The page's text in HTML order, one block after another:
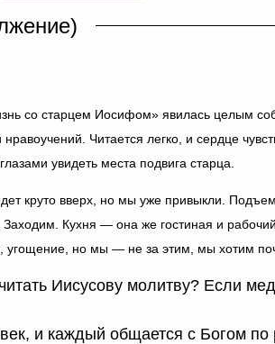
со старцем Иосифом» явилась целым
Читается легко, и сердце
увидеть места подвига старца.
круто вверх, но мы уже привыкли.
Кухня — она же гостиная и
угощение, но мы — не за этим, мы хотим
Иисусову молитву? Если
и каждый общается с Богом по